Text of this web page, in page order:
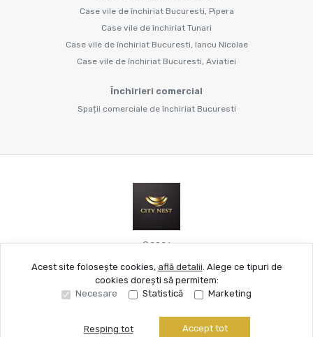
Case vile de închiriat Bucuresti, Pipera
Case vile de închiriat Tunari
Case vile de închiriat Bucuresti, Iancu Nicolae
Case vile de închiriat Bucuresti, Aviatiei
Închirieri comercial
Spații comerciale de închiriat Bucuresti
©2026
Site creat în
Acest site folosește cookies, află detalii. Alege ce tipuri de
cookies dorești să permitem:
Necesare
Statistică Marketing
Resping tot Accept tot